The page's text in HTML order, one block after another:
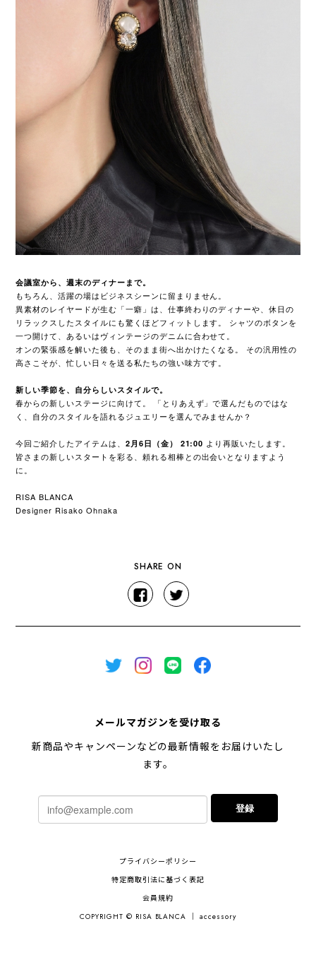
会議室から、週末のディナーまで。
もちろん、活躍の場はビジネスシーンに留まりません。
異素材のレイヤードが生む「一癖」は、仕事終わりのディナーや、休日の
リラックスしたスタイルにも驚くほどフィットします。 シャツのボタンを
一つ開けて、あるいはヴィンテージのデニムに合わせて。
オンの緊張感を解いた後も、そのまま街へ出かけたくなる。 その汎用性の
高さこそが、忙しい日々を送る私たちの強い味方です。
新しい季節を、自分らしいスタイルで。
春からの新しいステージに向けて。 「とりあえず」で選んだものではな
く、自分のスタイルを語れるジュエリーを選んでみませんか？
今回ご紹介したアイテムは、 2月6日（金） 21:00 より再販いたします。
皆さまの新しいスタートを彩る、頼れる相棒との出会いとなりますよう
に。
RISA BLANCA
Designer Risako Ohnaka
SHARE ON
メールマガジンを受け取る
新商品やキャンペーンなどの最新情報をお届けいたし
ます。
登録
プライバシーポリシー
特定商取引法に基づく表記
会員規約
COPYRIGHT © RISA BLANCA ｜ accessory